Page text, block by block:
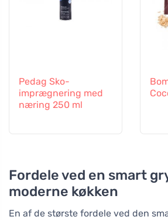
Pedag Sko-
imprægnering med
næring 250 ml
Fordele ved en smart
moderne køkken
En af de største fordele ved den